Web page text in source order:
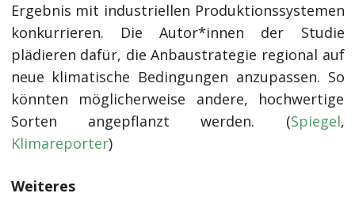
Ergebnis mit industriellen Produktionssystemen
konkurrieren. Die Autor*innen der Studie
plädieren dafür, die Anbaustrategie regional auf
neue klimatische Bedingungen anzupassen. So
könnten möglicherweise andere, hochwertige
Sorten angepflanzt werden. (Spiegel,
Klimareporter)
Weiteres